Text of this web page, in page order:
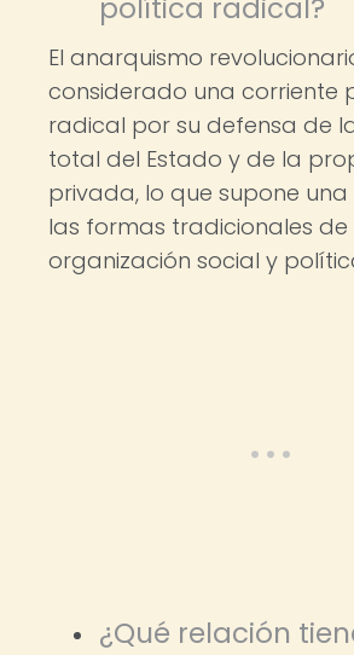
política radical?
El anarquismo
considerado una corriente
radical por su defensa de
total del Estado y de la
privada, lo que supone
las formas tradicionales de
organización social y
¿Qué relación